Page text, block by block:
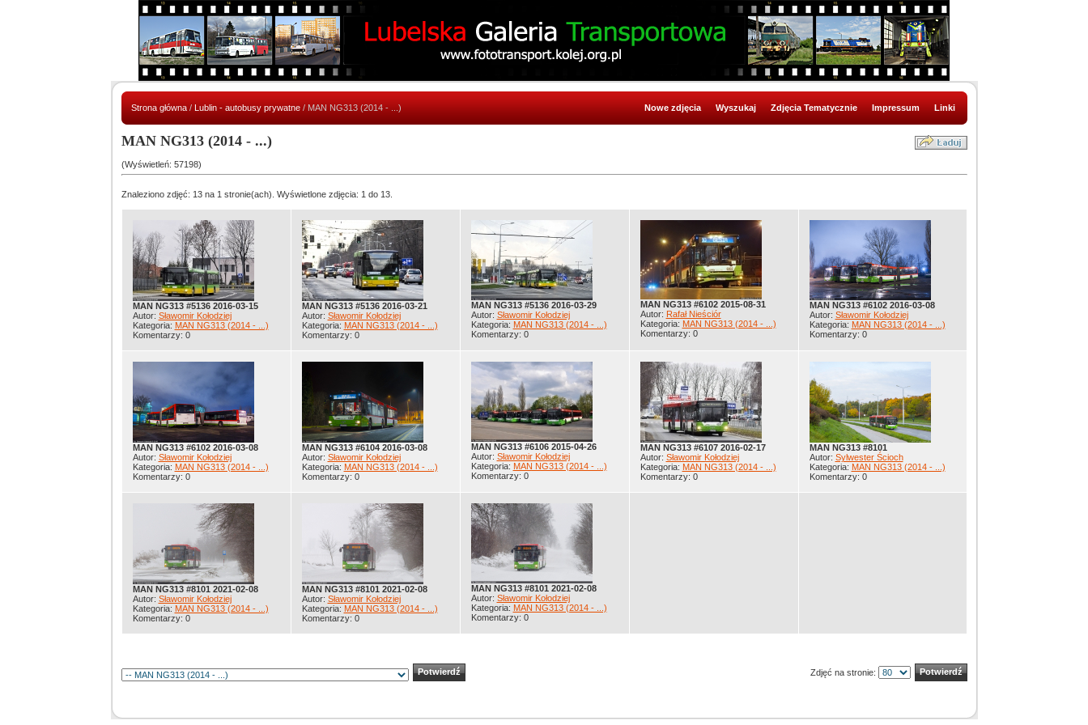
Strona główna/ Lublin - autobusy prywatne/ MAN NG313 (2014 - ...) Nowe zdjęcia Wyszukaj Zdjęcia Tematycznie Impressum Linki
MAN NG313 (2014 - ...)
(Wyświetleń: 57198)
Znaleziono zdjęć: 13 na 1 stronie(ach). Wyświetlone zdjęcia: 1 do 13.
MAN NG313 #5136 2016-03-15
Autor: Sławomir Kołodziej
Kategoria: MAN NG313 (2014 - ...)
Komentarzy: 0
MAN NG313 #5136 2016-03-21
Autor: Sławomir Kołodziej
Kategoria: MAN NG313 (2014 - ...)
Komentarzy: 0
MAN NG313 #5136 2016-03-29
Autor: Sławomir Kołodziej
Kategoria: MAN NG313 (2014 - ...)
Komentarzy: 0
MAN NG313 #6102 2015-08-31
Autor: Rafał Nieściór
Kategoria: MAN NG313 (2014 - ...)
Komentarzy: 0
MAN NG313 #6102 2016-03-08
Autor: Sławomir Kołodziej
Kategoria: MAN NG313 (2014 - ...)
Komentarzy: 0
MAN NG313 #6102 2016-03-08
Autor: Sławomir Kołodziej
Kategoria: MAN NG313 (2014 - ...)
Komentarzy: 0
MAN NG313 #6104 2016-03-08
Autor: Sławomir Kołodziej
Kategoria: MAN NG313 (2014 - ...)
Komentarzy: 0
MAN NG313 #6106 2015-04-26
Autor: Sławomir Kołodziej
Kategoria: MAN NG313 (2014 - ...)
Komentarzy: 0
MAN NG313 #6107 2016-02-17
Autor: Sławomir Kołodziej
Kategoria: MAN NG313 (2014 - ...)
Komentarzy: 0
MAN NG313 #8101
Autor: Sylwester Ścioch
Kategoria: MAN NG313 (2014 - ...)
Komentarzy: 0
MAN NG313 #8101 2021-02-08
Autor: Sławomir Kołodziej
Kategoria: MAN NG313 (2014 - ...)
Komentarzy: 0
MAN NG313 #8101 2021-02-08
Autor: Sławomir Kołodziej
Kategoria: MAN NG313 (2014 - ...)
Komentarzy: 0
MAN NG313 #8101 2021-02-08
Autor: Sławomir Kołodziej
Kategoria: MAN NG313 (2014 - ...)
Komentarzy: 0
Zdjęć na stronie: